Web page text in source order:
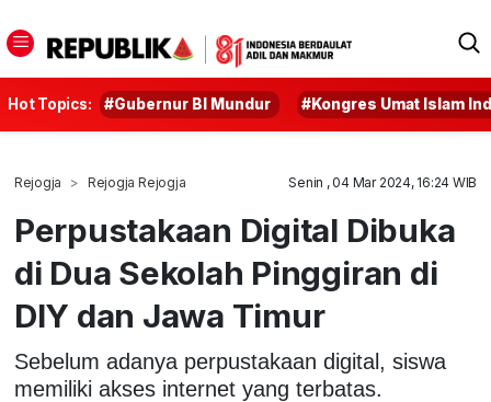
Hot Topics: #Gubernur BI Mundur #Kongres Umat Islam
Rejogja Rejogja Rejogja Senin , 04 Mar 2024, 16:24 WIB
Perpustakaan Digital Dibuka
di Dua Sekolah Pinggiran di
DIY dan Jawa Timur
Sebelum adanya perpustakaan digital, siswa
memiliki akses internet yang terbatas.